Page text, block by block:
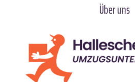
Über uns